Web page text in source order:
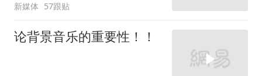
新媒体 57跟贴
论背景音乐的重要性！！